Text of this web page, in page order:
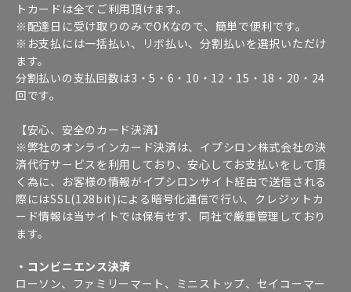
トカードは全てご利用頂けます。
※配達日に受け取りのみでOKなので、簡単で便利です。
※お支払には一括払い、リボ払い、分割払いを選択いただけ
ます。
分割払いの支払回数は3・5・6・10・12・15・18・20・24
回です。
【安心、安全のカード決済】
※弊社のオンラインカード決済は、イプシロン株式会社の決
済代行サービスを利用しており、安心してお支払いをして頂
く為に、お客様の情報がイプシロンサイト経由で送信される
際にはSSL(128bit)による暗号化通信で行い、クレジットカ
ード情報は当サイトでは保有せず、同社で厳重管理しており
ます。
・コンビニエンス決済
ローソン、ファミリーマート、ミニストップ、セイコーマー